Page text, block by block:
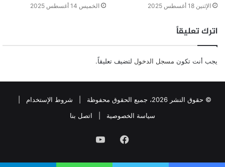
الإثنين 18 أغسطس 2025 الخميس 14 أغسطس 2025
اترك تعليقاً
يجب أنت تكون مسجل الدخول لتضيف تعليقاً.
© حقوق النشر 2026، جميع الحقوق محفوظة | شروط الإستخدام
سياسة الخصوصية
اتصل بنا
فيسبوكيوتيوب